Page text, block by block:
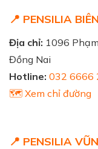
📍 PENSILIA
Địa chỉ: 1096
Đồng Nai
Hotline: 032 6666
🗺️ Xem chỉ đường
📍 PENSILIA